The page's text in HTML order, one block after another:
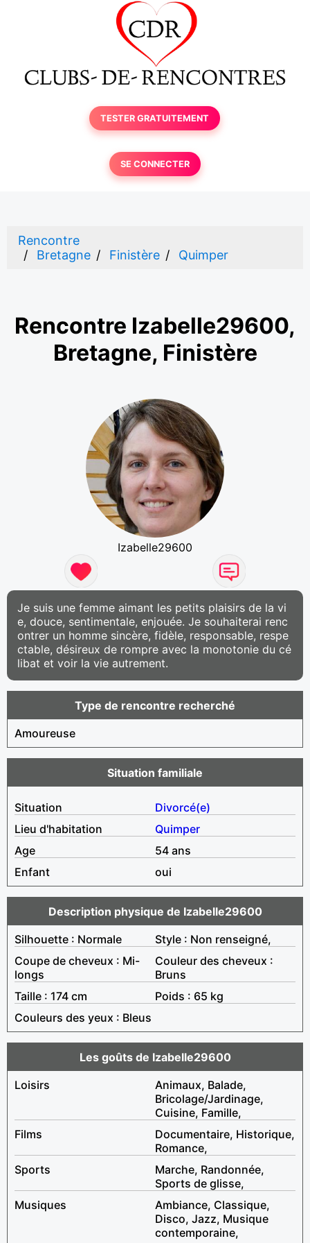
TESTER GRATUITEMENT
SE CONNECTER
Rencontre
Bretagne
Finistère Quimper
Rencontre Izabelle29600,
Bretagne, Finistère
Izabelle29600
Je suis une femme aimant les petits plaisirs de la vi
e, douce, sentimentale, enjouée. Je souhaiterai renc
ontrer un homme sincère, fidèle, responsable, respe
ctable, désireux de rompre avec la monotonie du cé
libat et voir la vie autrement.
Type de rencontre recherché
Amoureuse
Situation familiale
Situation
Divorcé(e)
Lieu d'habitation
Quimper
Age
54 ans
Enfant
oui
Description physique de Izabelle29600
Silhouette : Normale
Style : Non renseigné,
Coupe de cheveux : Mi-
longs
Couleur des cheveux :
Bruns
Taille : 174 cm
Poids : 65 kg
Couleurs des yeux : Bleus
Les goûts de Izabelle29600
Loisirs
Animaux, Balade,
Bricolage/Jardinage,
Cuisine, Famille,
Films
Documentaire, Historique,
Romance,
Sports
Marche, Randonnée,
Sports de glisse,
Musiques
Ambiance, Classique,
Disco, Jazz, Musique
contemporaine,